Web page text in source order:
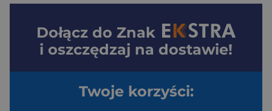
Dołącz do Znak
i oszczędzaj na dostawie!
Twoje korzyści: